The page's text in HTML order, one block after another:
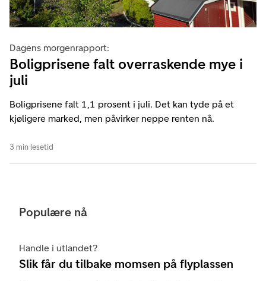
Dagens morgenrapport:
Boligprisene falt overraskende mye i
juli
Boligprisene falt 1,1 prosent i juli. Det kan tyde på et
kjøligere marked, men påvirker neppe renten nå.
3 min lesetid
Populære nå
Handle i utlandet?
Slik får du tilbake momsen på flyplassen